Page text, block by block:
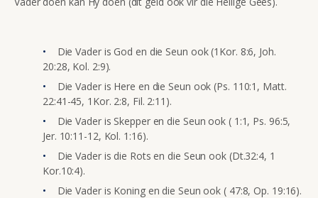
Die Vader is God en die Seun ook (1Kor. 8:6, Joh.
20:28, Kol. 2:9).
Die Vader is Here en die Seun ook (Ps. 110:1, Matt.
22:41-45, 1Kor. 2:8, Fil. 2:11).
Die Vader is Skepper en die Seun ook ( 1:1, Ps. 96:5,
Jer. 10:11-12, Kol. 1:16).
Die Vader is die Rots en die Seun ook (Dt.32:4, 1
Kor.10:4).
Die Vader is Koning en die Seun ook ( 47:8, Op. 19:16).